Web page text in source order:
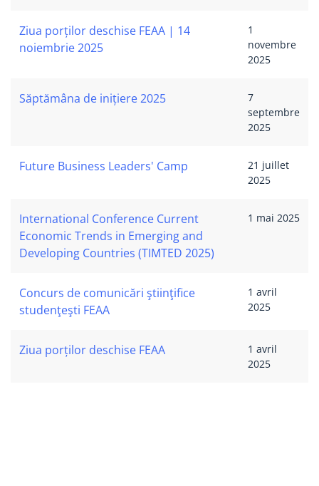
Ziua porților deschise FEAA | 14
noiembrie 2025
1
novembre
2025
Săptămâna de inițiere 2025
7
septembre
2025
Future Business Leaders' Camp
21 juillet
2025
International Conference Current
Economic Trends in Emerging and
Developing Countries (TIMTED 2025)
1 mai 2025
Concurs de comunicări ştiinţifice
studenţeşti FEAA
1 avril
2025
Ziua porților deschise FEAA
1 avril
2025